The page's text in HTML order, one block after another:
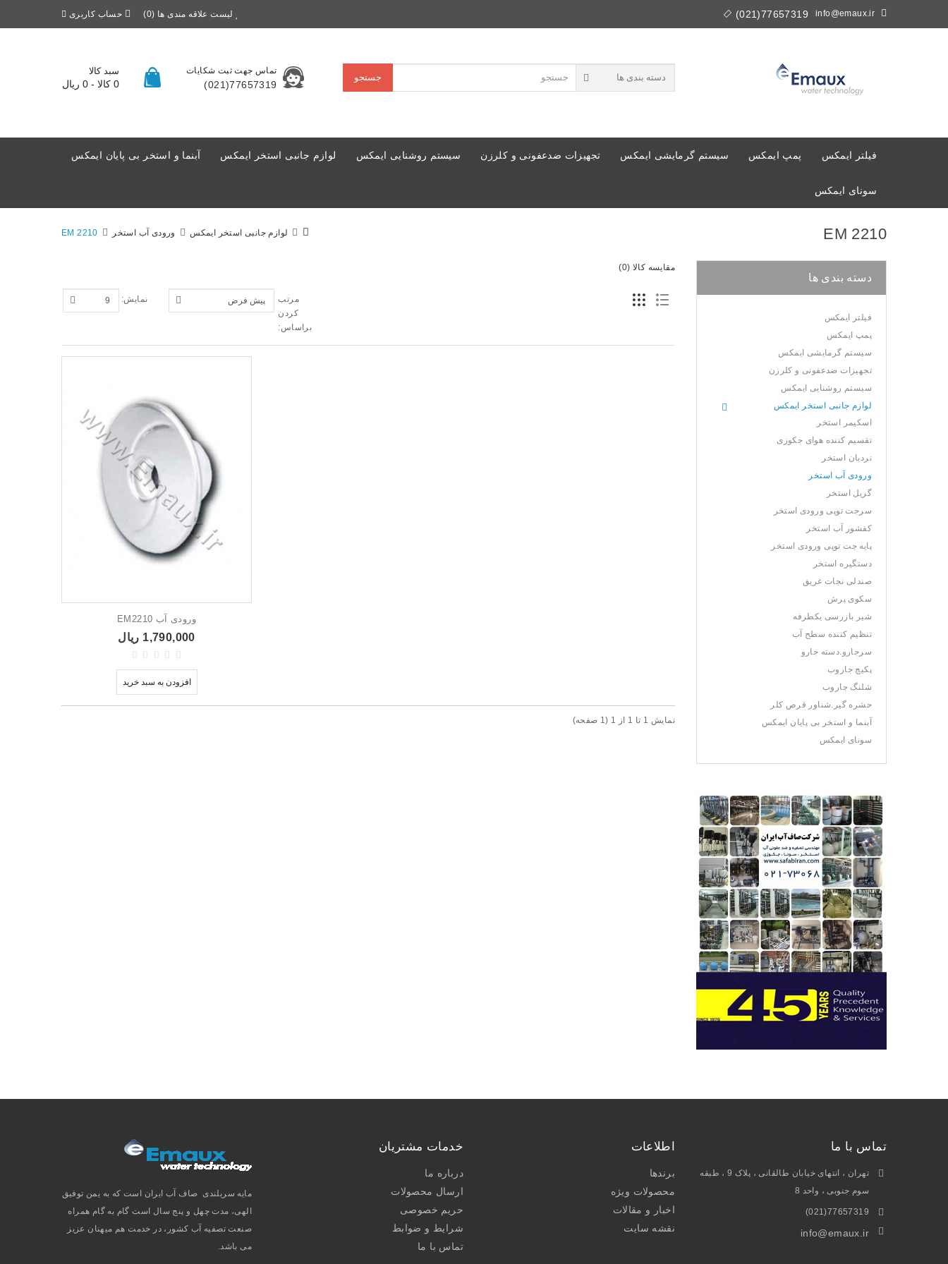
77657319(021) info@emaux.ir لیست علاقه مندی ها (0) حساب کاربری
جستجو
سبد کالا
0 کالا - 0 ریال
تماس جهت ثبت شکایات
77657319(021)
فیلتر ایمکس پمپ ایمکس سیستم گرمایشی ایمکس تجهیزات ضدعفونی و کلرزن سیستم روشنایی ایمکس لوازم جانبی استخر ایمکس آبنما و استخر بی پایان ایمکس
سونای ایمکس
EM 2210 لوازم جانبی استخر ایمکس ورودی آب استخر EM 2210
دسته بندی ها
فیلتر ایمکس
پمپ ایمکس
سیستم گرمایشی ایمکس
تجهیزات ضدعفونی و کلرزن
سیستم روشنایی ایمکس
لوازم جانبی استخر ایمکس
اسکیمر استخر
تقسیم کننده هوای جکوزی
نردبان استخر
ورودی آب استخر
گریل استخر
سرجت توپی ورودی استخر
کفشور آب استخر
پایه جت توپی ورودی استخر
دستگیره استخر
صندلی نجات غریق
سکوی پرش
شیر بازرسی یکطرفه
تنظیم کننده سطح آب
سرجارو.دسته جارو
پکیج جاروب
شلنگ جاروب
حشره گیر.شناور قرص کلر
آبنما و استخر بی پایان ایمکس
سونای ایمکس
مقایسه کالا (0)
نمایش:
مرتب
کردن
براساس:
ورودی آب EM2210
1,790,000 ریال
افزودن به سبد خرید
نمايش 1 تا 1 از 1 (1 صفحه)
مایه سربلندی صاف آب ایران است که به یمن توفیق
الهی، مدت چهل و پنج سال است گام به گام همراه
صنعت تصفیه آب کشور، در خدمت هم میهنان عزیز
می باشد.
خدمات مشتریان
درباره ما
ارسال محصولات
حریم خصوصی
شرایط و ضوابط
تماس با ما
اطلاعات
برندها
محصولات ویژه
اخبار و مقالات
نقشه سایت
تماس با ما
تهران ، انتهای خیابان طالقانی ، پلاک 9 ، طبقه
سوم جنوبی ، واحد 8
77657319(021)
info@emaux.ir